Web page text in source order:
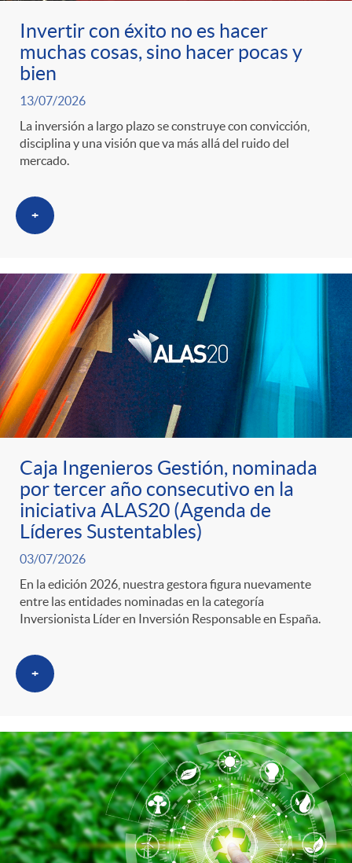
o
n
t
e
n
i
d
o
s
Invertir con éxito no es hacer
muchas cosas, sino hacer pocas y
bien
13/07/2026
La inversión a largo plazo se construye con convicción,
disciplina y una visión que va más allá del ruido del
mercado.
+
Caja Ingenieros Gestión, nominada
por tercer año consecutivo en la
iniciativa ALAS20 (Agenda de
Líderes Sustentables)
03/07/2026
En la edición 2026, nuestra gestora figura nuevamente
entre las entidades nominadas en la categoría
Inversionista Líder en Inversión Responsable en España.
+